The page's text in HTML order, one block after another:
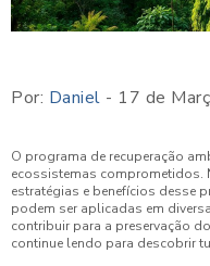
Por: Daniel - 17 de
O programa de recuperação
ecossistemas comprometidos.
estratégias e benefícios desse
podem ser aplicadas em
contribuir para a preservação
continue lendo para descobrir